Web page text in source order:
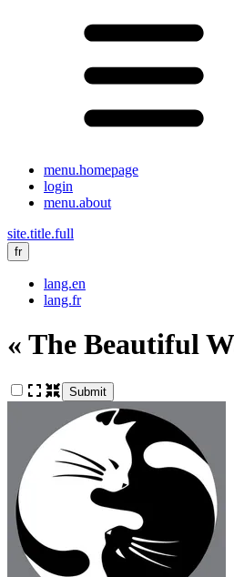
menu.homepage
login
menu.about
site.title.full
fr
lang.en
lang.fr
« The Beautiful
Submit